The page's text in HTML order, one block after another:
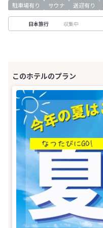
駐車場有り
サウナ 送迎有り
日本旅行 収集中